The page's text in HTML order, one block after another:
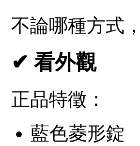
不論哪種方式
✔ 看外觀
正品特徵：
藍色菱形錠